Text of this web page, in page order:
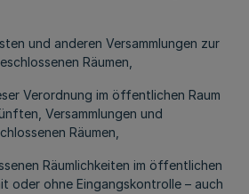
und anderen Versammlungen zur
Räumen,
Verordnung im öffentlichen Raum
Versammlungen und
Räumen,
Räumlichkeiten im öffentlichen
oder ohne Eingangskontrolle – auch